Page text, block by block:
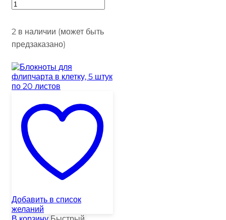
2 в наличии (может быть
предзаказано)
Добавить в список
желаний